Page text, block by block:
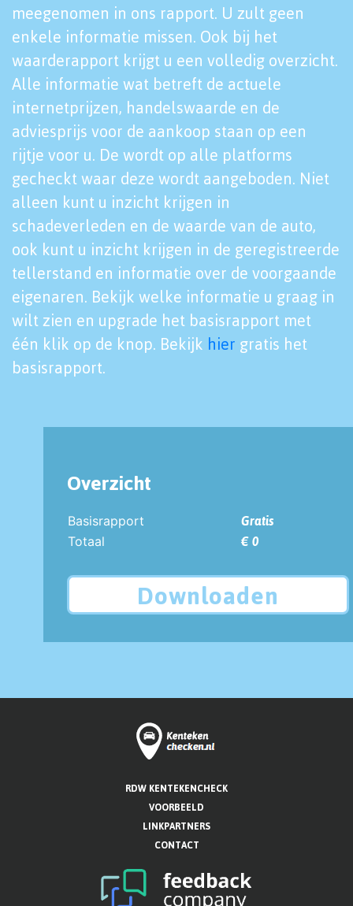
meegenomen in ons rapport. U zult geen
enkele informatie missen. Ook bij het
waarderapport krijgt u een volledig overzicht.
Alle informatie wat betreft de actuele
internetprijzen, handelswaarde en de
adviesprijs voor de aankoop staan op een
rijtje voor u. De wordt op alle platforms
gecheckt waar deze wordt aangeboden. Niet
alleen kunt u inzicht krijgen in
schadeverleden en de waarde van de auto,
ook kunt u inzicht krijgen in de geregistreerde
tellerstand en informatie over de voorgaande
eigenaren. Bekijk welke informatie u graag in
wilt zien en upgrade het basisrapport met
één klik op de knop. Bekijk hier gratis het
basisrapport.
Overzicht
Basisrapport
Gratis
Totaal
€ 0
Downloaden
RDW KENTEKENCHECK
VOORBEELD
LINKPARTNERS
CONTACT